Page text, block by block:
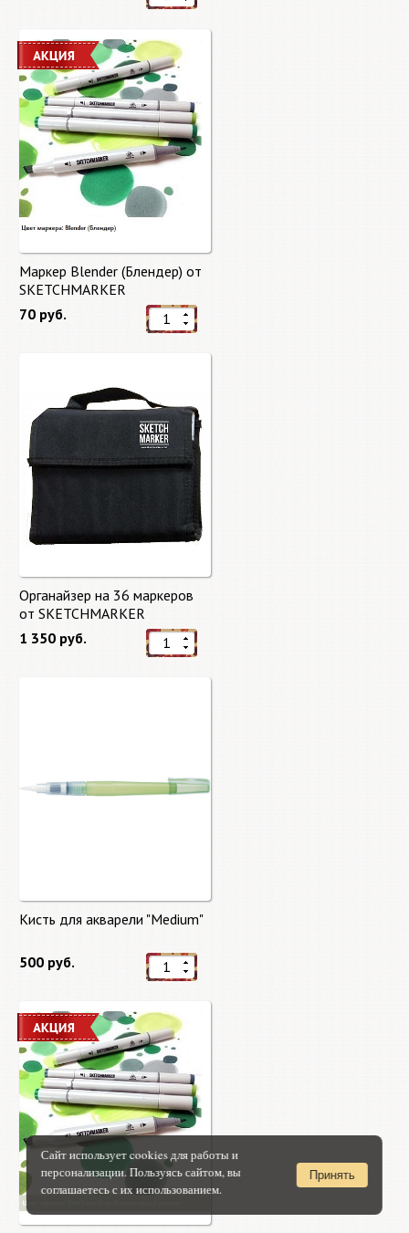
Маркер Blender (Блендер) от
SKETCHMARKER
70 руб.
Органайзер на 36 маркеров
от SKETCHMARKER
1 350 руб.
Кисть для акварели "Medium"
500 руб.
Сайт использует cookies для работы и
персонализации. Пользуясь сайтом, вы
соглашаетесь с их использованием.
Принять